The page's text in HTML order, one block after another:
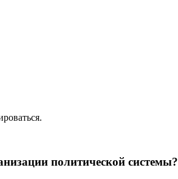
политической системы?